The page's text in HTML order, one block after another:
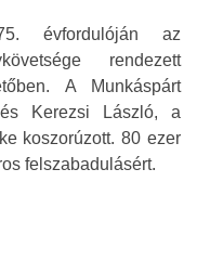
évfordulóján az
rendezett
A Munkáspárt
Kerezsi László, a
koszorúzott. 80 ezer
felszabadulásért.